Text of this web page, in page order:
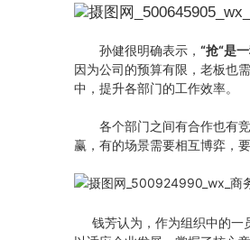
孙健很明确表示， “抢“是
因为公司的预算有限，老板也
中，提升各部门的工作效率。
各个部门之间有合作也有
赢，有的场景需要相互博弈，
钱芳认为，作为组织中的一